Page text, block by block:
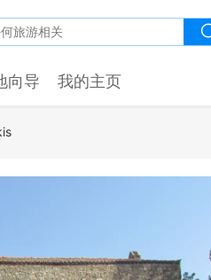
向导 我的主页